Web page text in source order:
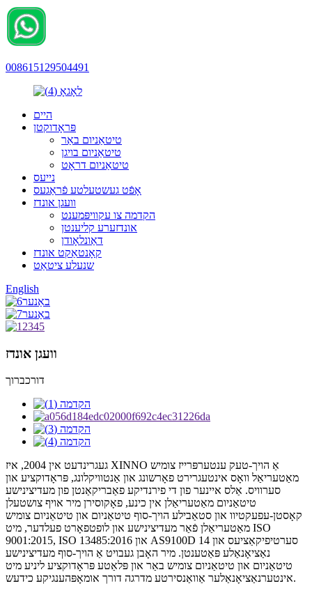
008615129504491
היים
פּראָדוקטן
טיטאַניום באַר
טיטאַניום בויגן
טיטאַניום דראָט
נייעס
אָפֿט געשטעלטע פֿראַגעס
וועגן אונדז
הקדמה צו עקוויפּמענט
אונדזערע קליענטן
דאַונלאָודן
קאָנטאַקט אונדז
שנעלע ציטאַט
English
וועגן אונדז
דורכברוך
געגרינדעט אין 2004, איז XINNO אַ הויך-טעק ענטערפּרייז צומיש
מאַטעריאַל וואָס אינטעגרירט פאָרשונג און אַנטוויקלונג, פּראָדוקציע און
סערוויס. אַלס איינער פון די פירנדיקע פאַבריקאַנטן פון מעדיצינישע
טיטאַניום מאַטעריאַלן אין כינע, פאָקוסירן מיר אויף צושטעלן
קאָסטן-עפעקטיוו און סטאַבילע הויך-סוף טיטאַניום און טיטאַניום צומיש
מאַטעריאַלן פֿאַר מעדיצינישע און לופטפאָרט פעלדער, מיט ISO
9001:2015, ISO 13485:2016 און AS9100D סערטיפיקאַציעס און 14
נאַציאָנאַלע פּאַטענטן. מיר האָבן געבויט אַ הויך-סוף מעדיצינישע
טיטאַניום און טיטאַניום צומיש באַר און פּלאַטע פּראָדוקציע ליניע מיט
אינטערנאַציאָנאַלער אַוואַנסירטע מדרגה דורך אומאָפּהענגיקע כידעש.